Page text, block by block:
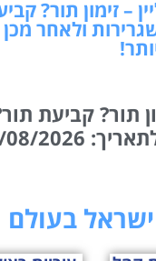
– זימון תור?
ולאחר
תור? קביעת
ישראל בעולם